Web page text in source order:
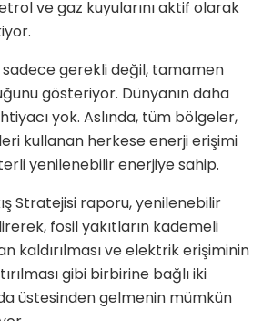
ve gaz kuyularını aktif olarak
sadece gerekli değil, tamamen
gösteriyor. Dünyanın daha
yok. Aslında, tüm bölgeler,
kullanan herkese enerji erişimi
yenilenebilir enerjiye sahip.
Stratejisi raporu, yenilenebilir
fosil yakıtların kademeli
kaldırılması ve elektrik erişiminin
gibi birbirine bağlı iki
üstesinden gelmenin mümkün